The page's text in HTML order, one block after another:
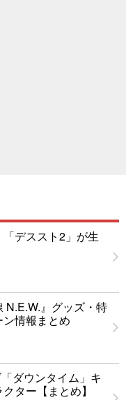
デススト2」が生
N.E.W.』グッズ・特
情報まとめ
ダウンタイム」キ
ター【まとめ】